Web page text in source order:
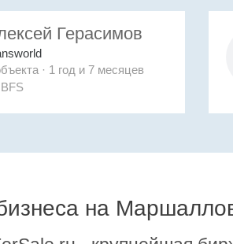
Герасимов
· 1 год и 7 месяцев
BFS
на